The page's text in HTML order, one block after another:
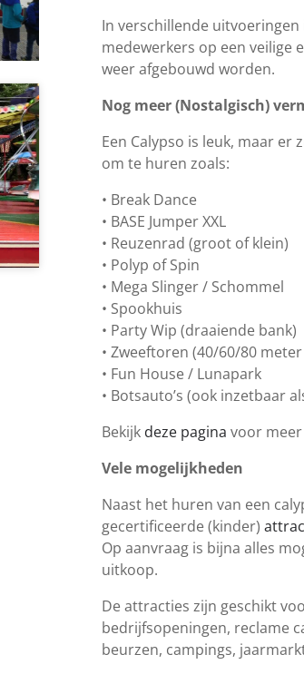
In verschillende
medewerkers op een veilige
weer afgebouwd worden.
Nog meer (Nostalgisch)
Een Calypso is leuk, maar
om te huren zoals:
• Break Dance
• BASE Jumper XXL
• Reuzenrad (groot of klein)
• Polyp of Spin
• Mega Slinger / Schommel
• Spookhuis
• Party Wip (draaiende bank)
• Zweeftoren (40/60/80
• Fun House / Lunapark
• Botsauto’s (ook inzetbaar
Bekijk deze pagina voor
Vele mogelijkheden
Naast het huren van een
gecertificeerde (kinder)
Op aanvraag is bijna alles
uitkoop.
De attracties zijn geschikt
bedrijfsopeningen, reclame
beurzen, campings,